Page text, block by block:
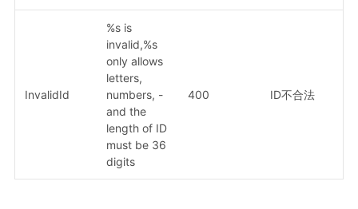
InvalidId
%s is
invalid,%s
only allows
letters,
numbers, -
and the
length of ID
must be 36
digits
400 ID不合法